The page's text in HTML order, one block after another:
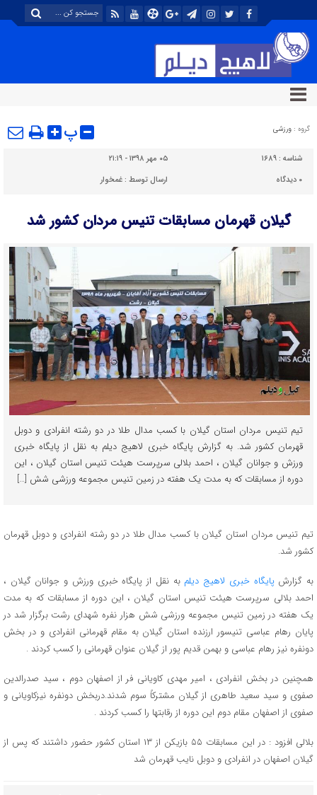
گروه : ورزشی پ
شناسه : ۱۶۸۹
۰۵ مهر ۱۳۹۸ - ۲۱:۱۹
۰ دیدگاه ارسال توسط :غمخوار
گیلان قهرمان مسابقات تنیس مردان کشور شد
تیم تنیس مردان استان گیلان با کسب مدال طلا در دو رشته انفرادی و دوبل
قهرمان کشور شد. به گزارش پایگاه خبری لاهیج دیلم به نقل از پایگاه خبری
ورزش و جوانان گیلان ، احمد بلالی سرپرست هیئت تنیس استان گیلان ، این
دوره از مسابقات که به مدت یک هفته در زمین تنیس مجموعه ورزشی شش […]
تیم تنیس مردان استان گیلان با کسب مدال طلا در دو رشته انفرادی و دوبل قهرمان
کشور شد.
به گزارشپایگاه خبری لاهیج دیلم به نقل از پایگاه خبری ورزش و جوانان گیلان ،
احمد بلالی سرپرست هیئت تنیس استان گیلان ، این دوره از مسابقات که به مدت
یک هفته در زمین تنیس مجموعه ورزشی شش هزار نفره شهدای رشت برگزار شد در
پایان رهام عباسی تنیسور ارزنده استان گیلان به مقام قهرمانی انفرادی و در بخش
دونفره نیز رهام عباسی و بهمن قدیم پور از گیلان عنوان قهرمانی را کسب کردند .
همچنین در بخش انفرادی ، امیر مهدی کاویانی فر از اصفهان دوم ، سید صدرالدین
صفوی و سید سعید طاهری از گیلان مشترکاً سوم شدند.دربخش دونفره نیزکاویانی و
صفوی از اصفهان مقام دوم این دوره از رقابتها را کسب کردند .
بلالی افزود : در این مسابقات ۵۵ بازیکن از ۱۳ استان کشور حضور داشتند که پس از
گیلان اصفهان در انفرادی و دوبل نایب قهرمان شد